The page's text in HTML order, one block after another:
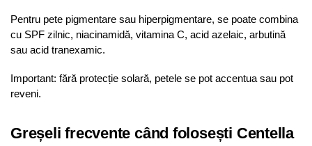
Pentru pete pigmentare sau hiperpigmentare, se poate combina
cu SPF zilnic, niacinamidă, vitamina C, acid azelaic, arbutină
sau acid tranexamic.
Important: fără protecție solară, petele se pot accentua sau pot
reveni.
Greșeli frecvente când folosești Centella